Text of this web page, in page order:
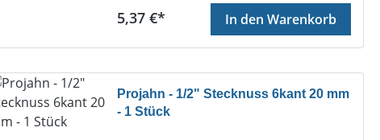
Regulärer Preis:
5,37 €* In den Warenkorb
Projahn - 1/2" Stecknuss 6kant 20 mm
- 1 Stück